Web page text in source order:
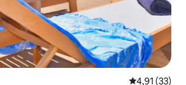
Classificação
4,91 (33)